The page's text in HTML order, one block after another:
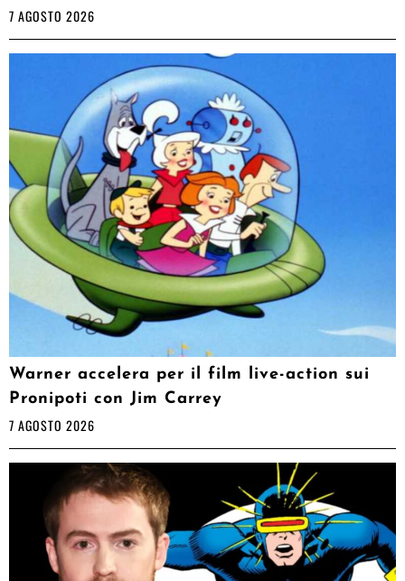
7 AGOSTO 2026
Warner accelera per il film live-action sui
Pronipoti con Jim Carrey
7 AGOSTO 2026